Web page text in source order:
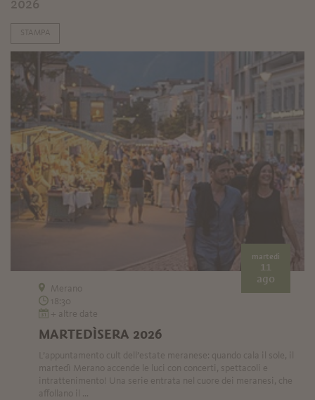
2026
STAMPA
martedì
11
ago
Merano
18:30
+ altre date
MARTEDÌSERA 2026
L’appuntamento cult dell’estate meranese: quando cala il sole, il
martedì Merano accende le luci con concerti, spettacoli e
intrattenimento! Una serie entrata nel cuore dei meranesi, che
affollano il ...